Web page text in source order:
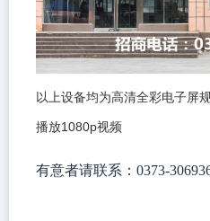
以上设备均为高清全彩电子屏
播放1080p视频
有意者请联系：0373-